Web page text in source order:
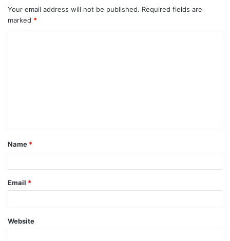
Your email address will not be published. Required fields are
marked *
t
*
Name *
Email *
Website